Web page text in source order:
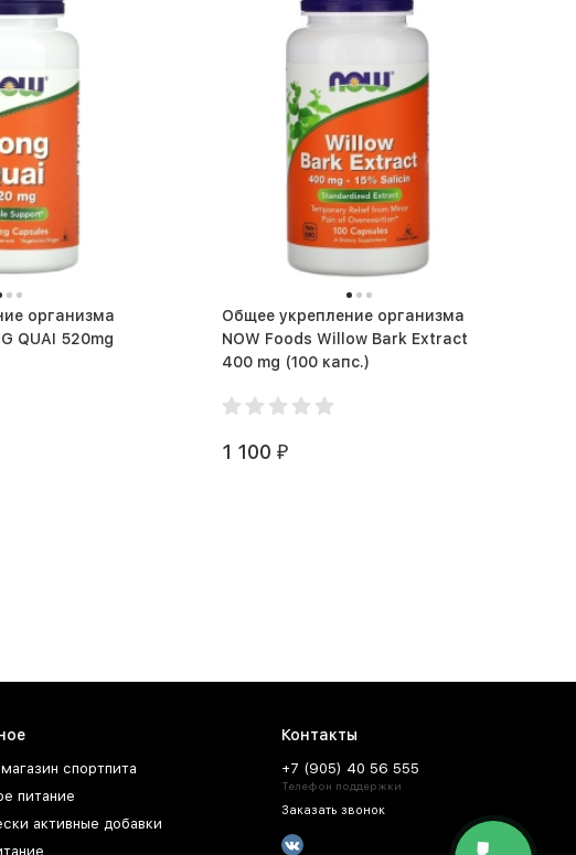
организма
QUAI 520mg
Общее укрепление организма
NOW Foods Willow Bark Extract
400 mg (100 капс.)
1 100 ₽
спортпита
питание
активные добавки
Контакты
+7 (905) 40 56 555
Телефон поддержки
Заказать звонок